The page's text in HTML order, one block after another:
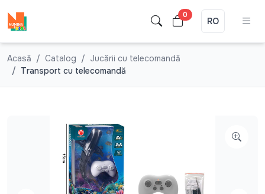
0
RO
Acasă Catalog
Jucării cu telecomandă
Transport cu telecomandă